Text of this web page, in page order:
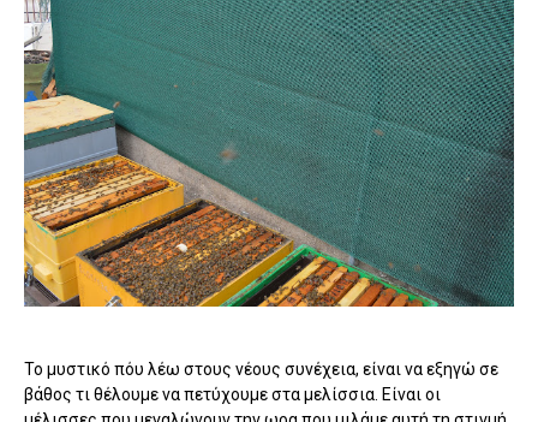
Το μυστικό πόυ λέω στους νέους συνέχεια, είναι να εξηγώ σε
βάθος τι θέλουμε να πετύχουμε στα μελίσσια. Είναι οι